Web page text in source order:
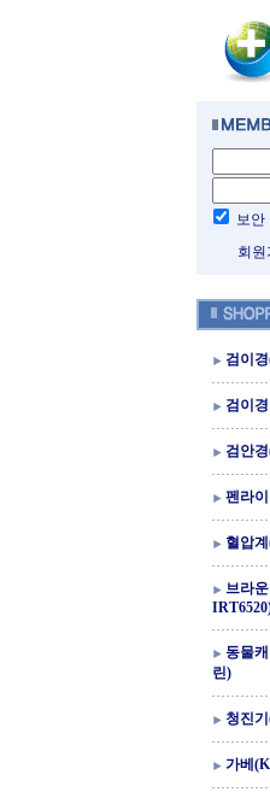
보안
회원
검이
검이
검안
펜라
혈압
브라
동물
린)
청진
가베